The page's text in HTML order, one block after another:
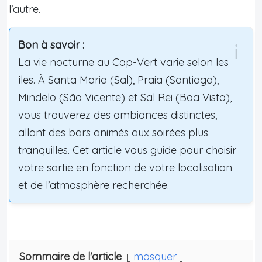
l’autre.
Bon à savoir :
La vie nocturne au Cap-Vert varie selon les
îles. À Santa Maria (Sal), Praia (Santiago),
Mindelo (São Vicente) et Sal Rei (Boa Vista),
vous trouverez des ambiances distinctes,
allant des bars animés aux soirées plus
tranquilles. Cet article vous guide pour choisir
votre sortie en fonction de votre localisation
et de l’atmosphère recherchée.
Sommaire de l'article masquer